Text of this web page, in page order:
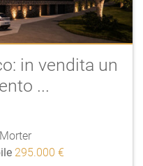
in vendita un
...
295.000 €